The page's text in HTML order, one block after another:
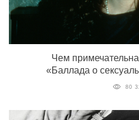
Чем
«Баллада о
80